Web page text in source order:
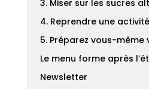
3. Miser sur les sucres
4. Reprendre une
5. Préparez vous-même
Le menu forme après
Newsletter